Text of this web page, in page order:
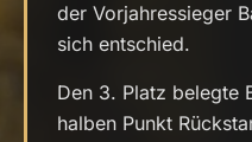
der Vorjahressieger
sich entschied.
Den 3. Platz belegte
halben Punkt